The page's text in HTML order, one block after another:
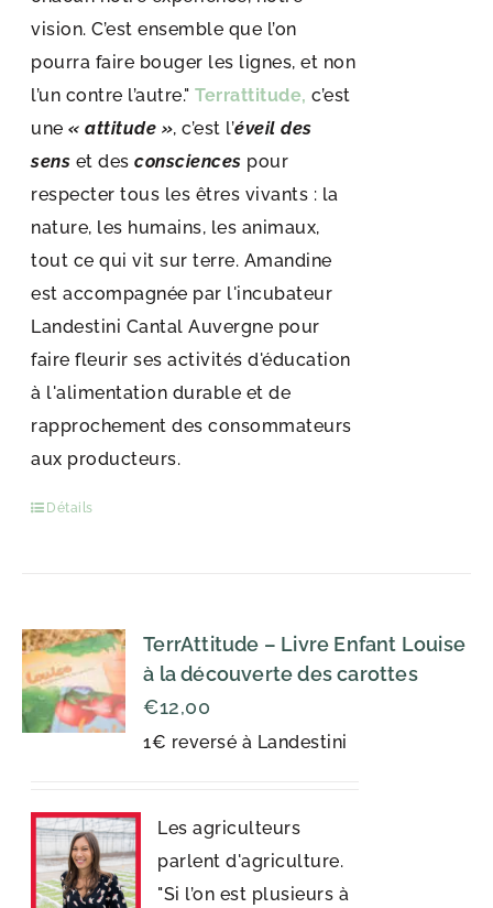
vision. C’est ensemble que l’on
pourra faire bouger les lignes, et non
l’un contre l’autre."Terrattitude,c’est
une« attitude », c’est l’éveil des
sens et desconsciences pour
respecter tous les êtres vivants : la
nature, les humains, les animaux,
tout ce qui vit sur terre. Amandine
est accompagnée par l'incubateur
Landestini Cantal Auvergne pour
faire fleurir ses activités d'éducation
à l'alimentation durable et de
rapprochement des consommateurs
aux producteurs.
Détails
TerrAttitude – Livre Enfant Louise
à la découverte des carottes
1€ reversé à Landestini
€12,00
Les agriculteurs
parlent d'agriculture.
"Si l’on est plusieurs à